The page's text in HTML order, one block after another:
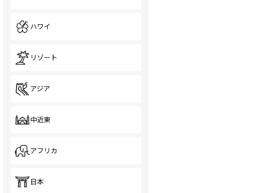
ハワイ
リゾート
アジア
中近東
アフリカ
日本